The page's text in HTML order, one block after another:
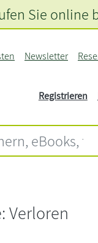
Newsletter
Registrieren
Sie online
Verloren